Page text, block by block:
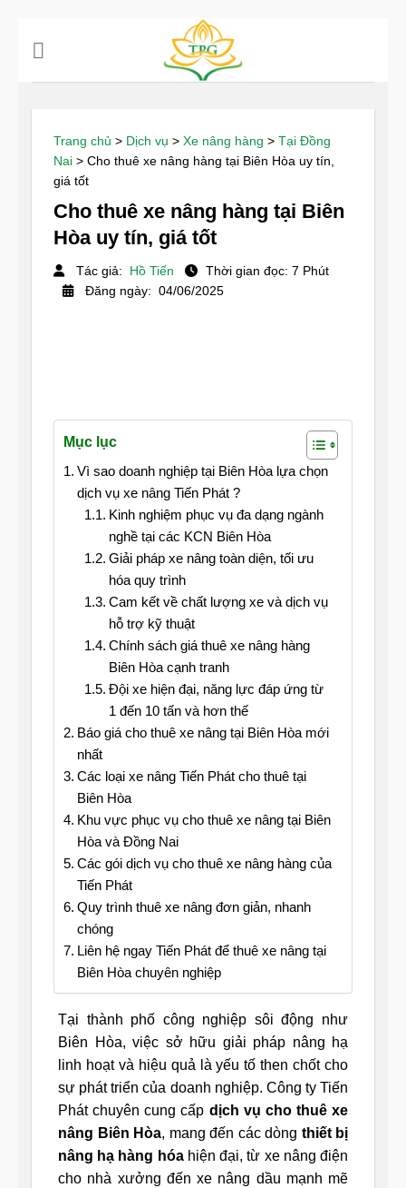
Trang chủ > Dịch vụ > Xe nâng hàng > Tại Đồng
Nai > Cho thuê xe nâng hàng tại Biên Hòa uy tín,
giá tốt
Cho thuê xe nâng hàng tại Biên
Hòa uy tín, giá tốt
Tác giả: Hồ Tiến
Thời gian đọc: 7 Phút
Đăng ngày: 04/06/2025
Mục lục
Vì sao doanh nghiệp tại Biên Hòa lựa chọn
dịch vụ xe nâng Tiến Phát ?
Kinh nghiệm phục vụ đa dạng ngành
nghề tại các KCN Biên Hòa
Giải pháp xe nâng toàn diện, tối ưu
hóa quy trình
Cam kết về chất lượng xe và dịch vụ
hỗ trợ kỹ thuật
Chính sách giá thuê xe nâng hàng
Biên Hòa cạnh tranh
Đội xe hiện đại, năng lực đáp ứng từ
1 đến 10 tấn và hơn thế
Báo giá cho thuê xe nâng tại Biên Hòa mới
nhất
Các loại xe nâng Tiến Phát cho thuê tại
Biên Hòa
Khu vực phục vụ cho thuê xe nâng tại Biên
Hòa và Đồng Nai
Các gói dịch vụ cho thuê xe nâng hàng của
Tiến Phát
Quy trình thuê xe nâng đơn giản, nhanh
chóng
Liên hệ ngay Tiến Phát để thuê xe nâng tại
Biên Hòa chuyên nghiệp
Tại thành phố công nghiệp sôi động như
Biên Hòa, việc sở hữu giải pháp nâng hạ
linh hoạt và hiệu quả là yếu tố then chốt cho
sự phát triển của doanh nghiệp. Công ty Tiến
Phát chuyên cung cấp dịch vụ cho thuê xe
nâng Biên Hòa, mang đến các dòng thiết bị
nâng hạ hàng hóahiện đại, từ xe nâng điện
cho nhà xưởng đến xe nâng dầu mạnh mẽ